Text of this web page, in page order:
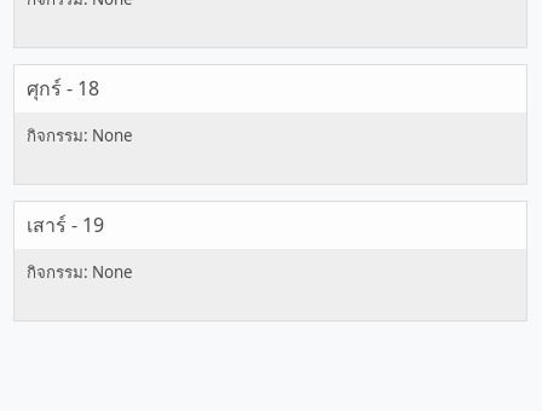
ศุกร์ - 18
เสาร์ - 19